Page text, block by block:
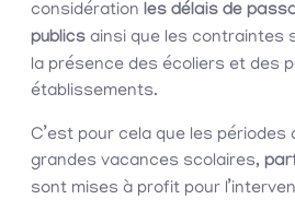
considération les délais de
publics ainsi que les contraintes
la présence des écoliers et des
établissements.
C’est pour cela que les
grandes vacances scolaires,
sont mises à profit pour